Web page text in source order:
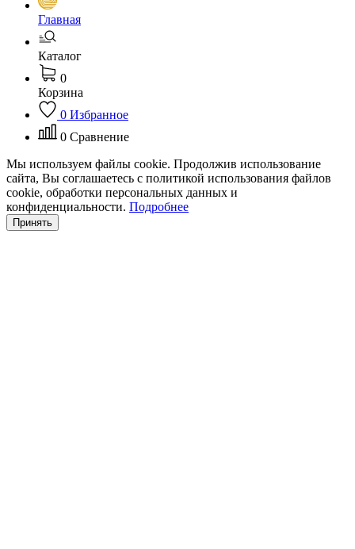
Главная
Каталог
0
Корзина
0 Избранное
0 Сравнение
Мы используем файлы cookie. Продолжив использование
сайта, Вы соглашаетесь с политикой использования файлов
cookie, обработки персональных данных и
конфиденциальности. Подробнее
Принять